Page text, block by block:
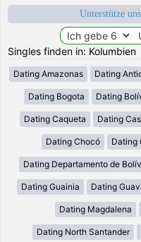
Unterstütze
Singles finden in: Kolumbien
Dating Amazonas Dating
Dating Bogota Dating
Dating Caqueta Dating
Dating Chocó Dating
Dating Departamento de
Dating Guainia Dating
Dating Magdalena
Dating North Santander